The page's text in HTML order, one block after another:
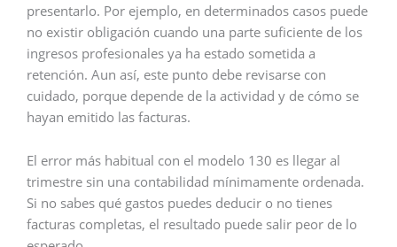
presentarlo. Por ejemplo, en determinados casos puede
no existir obligación cuando una parte suficiente de los
ingresos profesionales ya ha estado sometida a
retención. Aun así, este punto debe revisarse con
cuidado, porque depende de la actividad y de cómo se
hayan emitido las facturas.
El error más habitual con el modelo 130 es llegar al
trimestre sin una contabilidad mínimamente ordenada.
Si no sabes qué gastos puedes deducir o no tienes
facturas completas, el resultado puede salir peor de lo